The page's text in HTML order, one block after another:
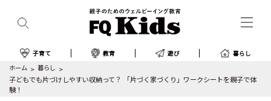
子育て 教育 遊び 暮らし
ホーム 暮らし
子どもでも片づけしやすい収納って？ 「片づく家づくり」ワークシートを親子で体
験！